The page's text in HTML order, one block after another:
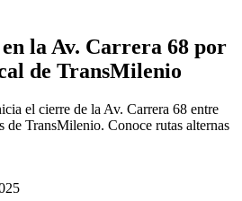
la Av. Carrera 68 por
de TransMilenio
el cierre de la Av. Carrera 68 entre
de TransMilenio. Conoce rutas alternas